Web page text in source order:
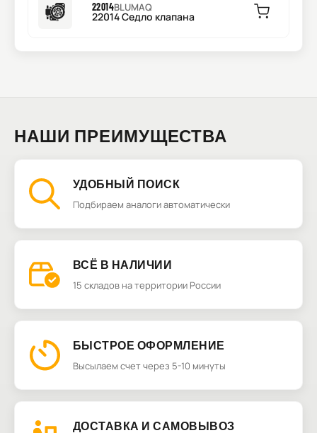
22014BLUMAQ
22014 Седло клапана
НАШИ ПРЕИМУЩЕСТВА
УДОБНЫЙ ПОИСК
Подбираем аналоги автоматически
ВСЁ В НАЛИЧИИ
15 складов на территории России
БЫСТРОЕ ОФОРМЛЕНИЕ
Высылаем счет через 5-10 минуты
ДОСТАВКА И САМОВЫВОЗ